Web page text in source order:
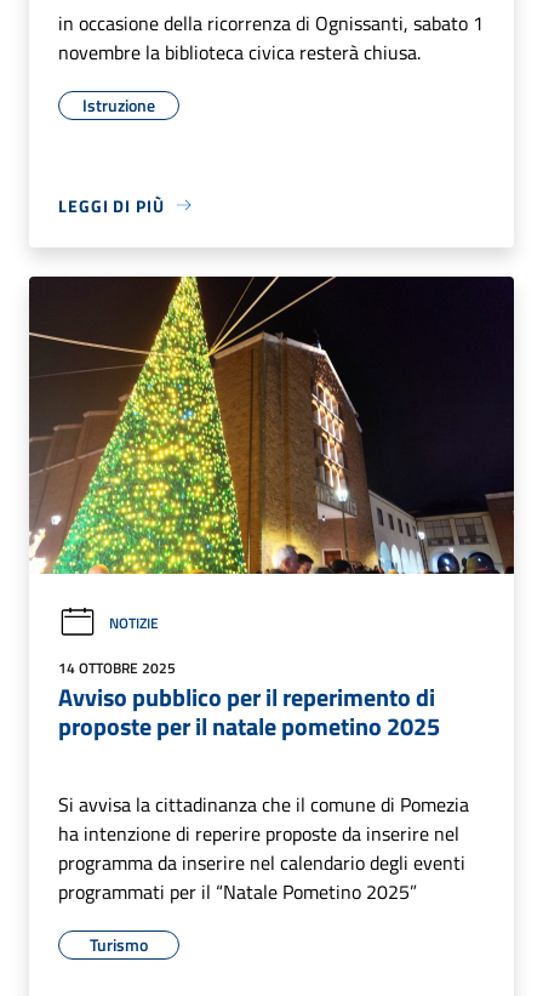
in occasione della ricorrenza di Ognissanti, sabato 1
novembre la biblioteca civica resterà chiusa.
Istruzione
LEGGI DI PIÙ
NOTIZIE
14 OTTOBRE 2025
Avviso pubblico per il reperimento di
proposte per il natale pometino 2025
Si avvisa la cittadinanza che il comune di Pomezia
ha intenzione di reperire proposte da inserire nel
programma da inserire nel calendario degli eventi
programmati per il “Natale Pometino 2025”
Turismo